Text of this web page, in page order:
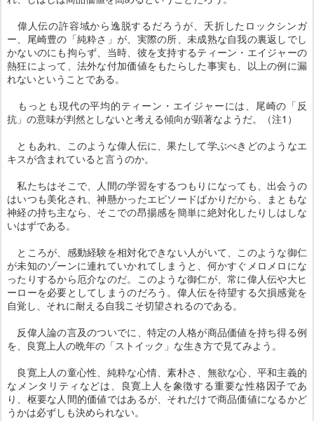
偉人伝の許容域から逸脱するだろうが、夭折したロックシンガ
ー、尾崎豊の「純粋さ」が、実際の所、未成熟な自我の裏返しでし
かないのにも拘らず、当時、彼を支持するティーン・エイジャーの
熱狂によって、法外な付加価値をもたらした事実も、以上の例に漏
れないということである。
もっとも現代の平均的ティーン・エイジャーには、尾崎の「反
抗」の意味が判然としないと考える傾向が顕著なようだ。（注1）
ともあれ、このような偉人伝に、果たして学ぶべきどのようなエ
キスが含まれていると言うのか。
私たちはそこで、人間の学習をするつもりになっても、出会うの
はいつも美化され、神懸かったエピソードばかりだから、まともな
神経の持ち主なら、そこでの昂揚感を簡単に絶対化したりしはしな
いはずである。
ところが、感動経験を相対化できない人がいて、このような御仁
が未知のゾーンに連れていかれてしまうと、何かすぐメロメロにな
ったりするから厄介なのだ。このような御仁が、常に偉人伝や大ヒ
ーローを必要としてしまうのだろう。偉人伝を待望する欠損感覚を
自覚し、それに耐える自我こそ切望されるのである。
反偉人論の言及のついでに、特定の人格が商品価値を持ち得る例
を、良寛上人の晩年の「ストイック」な生き方で見てみよう。
良寛上人の童心性、純粋な心情、素朴さ、無欲な心、平和主義的
なメンタリティなどは、良寛上人を象徴する重要な性格因子であ
り、枢要な人間的価値ではあるが、それだけで商品価値になるかど
うかは必ずしも決められない。